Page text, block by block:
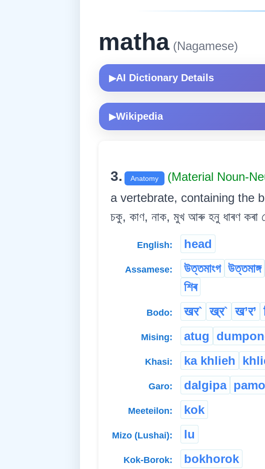
matha (Nagamese)
▶AI Dictionary Details
▶Wikipedia
3. Anatomy (Material Noun-
a vertebrate, containing the
চকু, কাণ, নাক, মুখ আৰু হনু ধাৰণ কৰা
English: head
Assamese: উত্তমাংগ উত্তমাঙ্গ
শিৰ
Bodo: खर` ख्र` ख’र’
Mising: atug
Khasi: ka khlieh
Garo: dalgipa
Meeteilon: kok
Mizo (Lushai): lu
Kok-Borok: bokhorok